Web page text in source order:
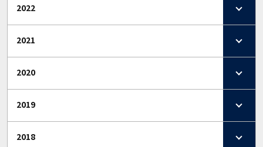
2022
2021
2020
2019
2018